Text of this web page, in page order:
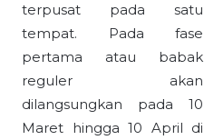
terpusat pada satu
tempat. Pada fase
pertama atau babak
reguler akan
dilangsungkan pada 10
Maret hingga 10 April di